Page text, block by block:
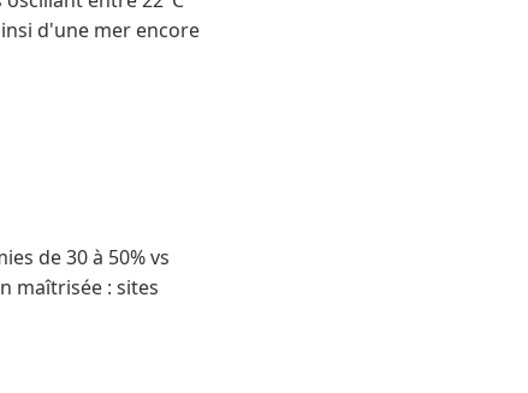
d'une mer encore
de 30 à 50% vs
maîtrisée : sites